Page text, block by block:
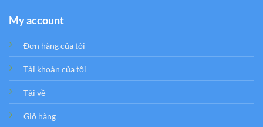
My account
Đơn hàng của tôi
Tải khoản của tôi
Tải về
Giỏ hàng